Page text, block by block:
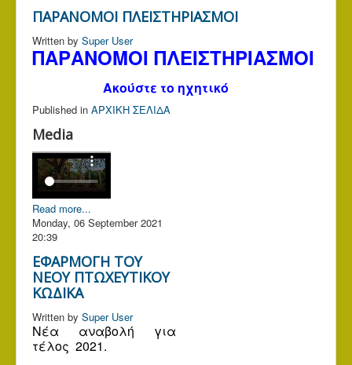
ΠΑΡΑΝΟΜΟΙ ΠΛΕΙΣΤΗΡΙΑΣΜΟΙ
Written by Super User
ΠΑΡΑΝΟΜΟΙ ΠΛΕΙΣΤΗΡΙΑΣΜΟΙ
Ακούστε το ηχητικό
Published in ΑΡΧΙΚΗ ΣΕΛΙΔΑ
Media
Read more...
Monday, 06 September 2021
20:39
ΕΦΑΡΜΟΓΗ ΤΟΥ
ΝΕΟΥ ΠΤΩΧΕΥΤΙΚΟΥ
ΚΩΔΙΚΑ
Written by Super User
Νέα αναβολή για
τέλος 2021.